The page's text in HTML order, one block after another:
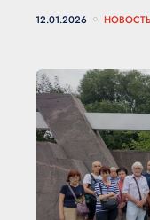
12.01.2026 НОВОСТЬ